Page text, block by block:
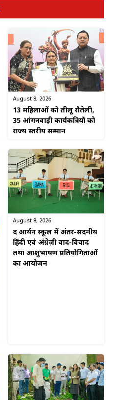
August 8, 2026
13 महिलाओं को तीलू रौतेली,
35 आंगनवाड़ी कार्यकत्रियों को
राज्य स्तरीय सम्मान
August 8, 2026
द आर्यन स्कूल में अंतर-सदनीय
हिंदी एवं अंग्रेज़ी वाद-विवाद
तथा आशुभाषण प्रतियोगिताओं
का आयोजन